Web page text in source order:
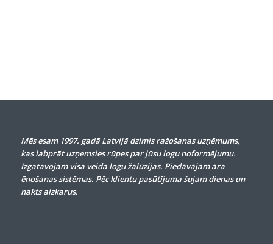
Mēs esam 1997. gadā Latvijā dzimis ražošanas uzņēmums,
kas labprāt uzņemsies rūpes par jūsu logu noformējumu.
Izgatavojam visa veida logu žalūzijas. Piedāvājam āra
ēnošanas sistēmas. Pēc klientu pasūtījuma šujam dienas un
nakts aizkarus.